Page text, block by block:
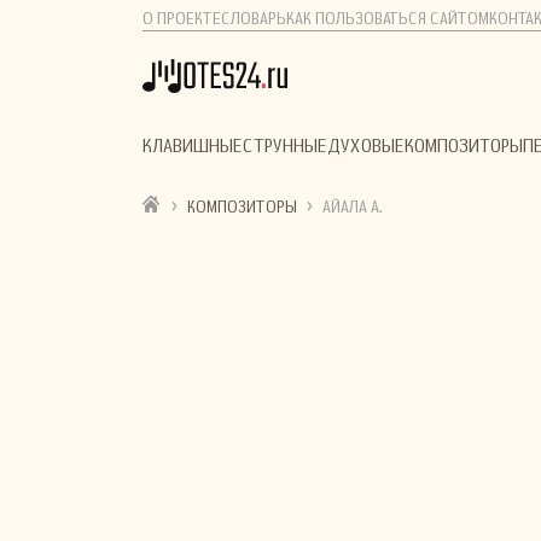
О ПРОЕКТЕСЛОВАРЬ КАК ПОЛЬЗОВАТЬСЯ САЙТОМ
КЛАВИШНЫЕСТРУННЫЕДУХОВЫЕКОМПОЗИТОРЫ
› КОМПОЗИТОРЫ › АЙАЛА А.